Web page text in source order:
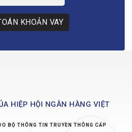
KHOẢN VAY
HIỆP HỘI NGÂN HÀNG VIỆT
BỘ THÔNG TIN TRUYỀN THÔNG CẤP